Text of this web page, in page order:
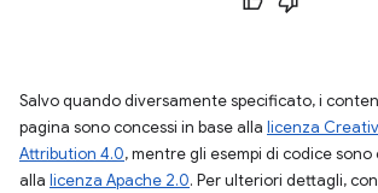
Salvo quando diversamente specificato, i
pagina sono concessi in base alla licenza
Attribution 4.0, mentre gli esempi di codice sono
alla licenza Apache 2.0. Per ulteriori dettagli,